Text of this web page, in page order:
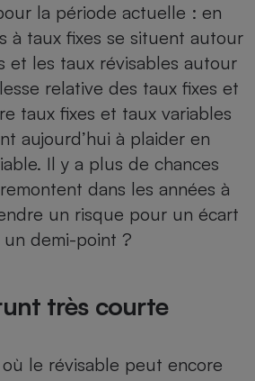
la période actuelle : en
à taux fixes se situent autour
et les taux révisables autour
relative des taux fixes et
taux fixes et taux variables
aujourd’hui à plaider en
Il y a plus de chances
dans les années à
un risque pour un écart
demi-point ?
très courte
le révisable peut encore